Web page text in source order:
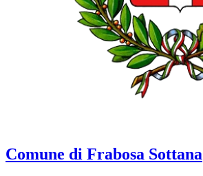
Comune di Frabosa Sottana